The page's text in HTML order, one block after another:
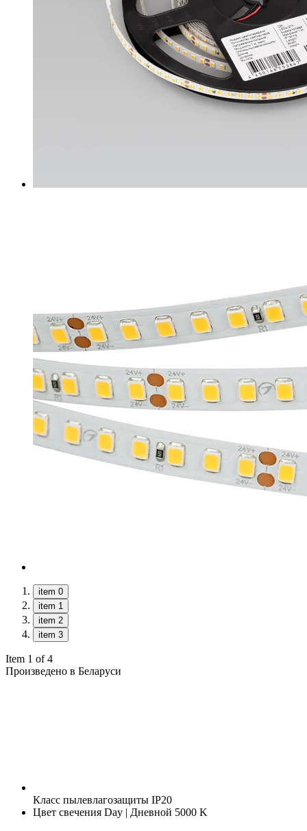
item 0
item 1
item 2
item 3
Item 1 of 4
Произведено в Беларуси
Класс пылевлагозащиты IP20
Цвет свечения Day | Дневной 5000 K